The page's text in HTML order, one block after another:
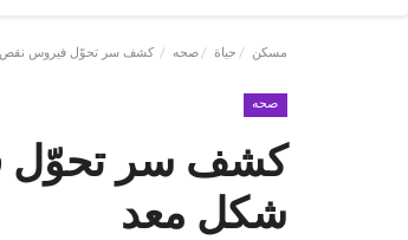
مسكن حياة صحه كشف سر تحوّل فيروس نقص
صحه
كشف سر تحوّل
شكل معد